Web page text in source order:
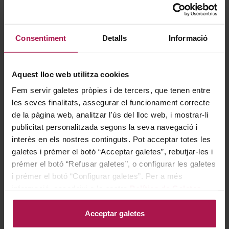
Consentiment Detalls Informació
Aquest lloc web utilitza cookies
Fem servir galetes pròpies i de tercers, que tenen entre
les seves finalitats, assegurar el funcionament correcte
de la pàgina web, analitzar l'ús del lloc web, i mostrar-li
publicitat personalitzada segons la seva navegació i
interès en els nostres continguts. Pot acceptar totes les
galetes i prémer el botó “Acceptar galetes”, rebutjar-les i
prémer el botó “Refusar galetes”, o configurar les galetes
i prémer el botó “Configurar galetes”. Per a més
Acceptar galetes
Vi rosat elaborat amb mosts lleugerament macerats i
ciment. Aturada de fermentació mitjançant l’ús de fred
per mantenir una mica de sucre residual i posterior
criança amb les seves mares fines realitzant
bâtonnages setmanals durant 4 mesos.
Gastronomía
Molt adequat amb plats lleugers, arrossos i cuina